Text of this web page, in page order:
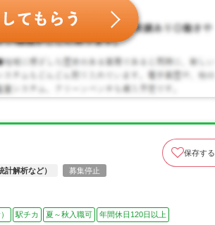
解析など） 募集停止
保存する
駅チカ 夏～秋入職可 年間休日120日以上